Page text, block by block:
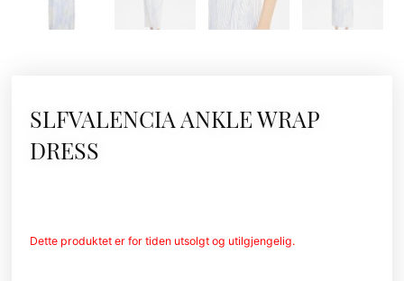
SLFVALENCIA ANKLE WRAP
DRESS
Dette produktet er for tiden utsolgt og utilgjengelig.